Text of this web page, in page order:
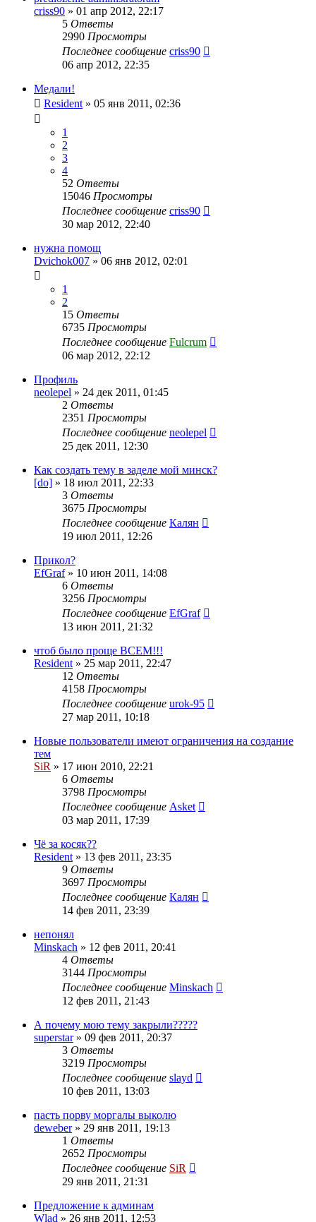
criss90 » 01 апр 2012, 22:17
5 Ответы
2990 Просмотры
Последнее сообщение criss90
06 апр 2012, 22:35
Медали!
Resident » 05 янв 2011, 02:36
1
2
3
4
52 Ответы
15046 Просмотры
Последнее сообщение criss90
30 мар 2012, 22:40
нужна помощ
Dvichok007 » 06 янв 2012, 02:01
1
2
15 Ответы
6735 Просмотры
Последнее сообщение Fulcrum
06 мар 2012, 22:12
Профиль
neolepel » 24 дек 2011, 01:45
2 Ответы
2351 Просмотры
Последнее сообщение neolepel
25 дек 2011, 12:30
Как создать тему в заделе мой минск?
[do] » 18 июл 2011, 22:33
3 Ответы
3675 Просмотры
Последнее сообщение Калян
19 июл 2011, 12:26
Прикол?
EfGraf» 10 июн 2011, 14:08
6 Ответы
3256 Просмотры
Последнее сообщение EfGraf
13 июн 2011, 21:32
чтоб было проще ВСЕМ!!!
Resident » 25 мар 2011, 22:47
12 Ответы
4158 Просмотры
Последнее сообщение urok-95
27 мар 2011, 10:18
Новые пользователи имеют ограничения на создание
тем
SiR » 17 июн 2010, 22:21
6 Ответы
3798 Просмотры
Последнее сообщение Asket
03 мар 2011, 17:39
Чё за косяк??
Resident » 13 фев 2011, 23:35
9 Ответы
3697 Просмотры
Последнее сообщение Калян
14 фев 2011, 23:39
непонял
Minskach » 12 фев 2011, 20:41
4 Ответы
3144 Просмотры
Последнее сообщение Minskach
12 фев 2011, 21:43
А почему мою тему закрыли?????
superstar» 09 фев 2011, 20:37
3 Ответы
3219 Просмотры
Последнее сообщение slayd
10 фев 2011, 13:03
пасть порву моргалы выколю
deweber» 29 янв 2011, 19:13
1 Ответы
2652 Просмотры
Последнее сообщение SiR
29 янв 2011, 21:31
Предложение к админам
Wlad » 26 янв 2011, 12:53